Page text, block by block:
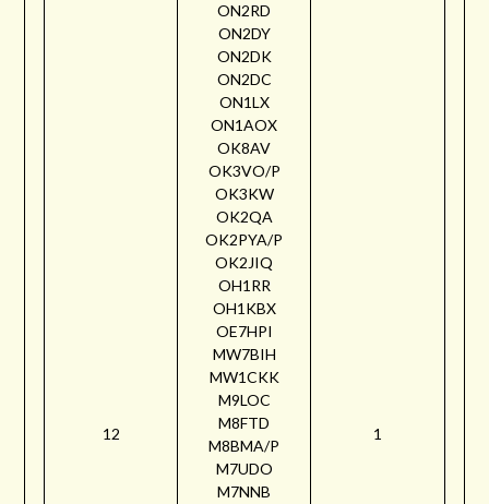
12
ON2RD
ON2DY
ON2DK
ON2DC
ON1LX
ON1AOX
OK8AV
OK3VO/P
OK3KW
OK2QA
OK2PYA/P
OK2JIQ
OH1RR
OH1KBX
OE7HPI
MW7BIH
MW1CKK
M9LOC
M8FTD
M8BMA/P
M7UDO
M7NNB
1